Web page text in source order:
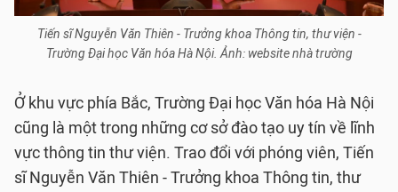
Tiến sĩ Nguyễn Văn Thiên - Trưởng khoa Thông tin, thư viện -
Trường Đại học Văn hóa Hà Nội. Ảnh: website nhà trường
Ở khu vực phía Bắc, Trường Đại học Văn hóa Hà Nội
cũng là một trong những cơ sở đào tạo uy tín về lĩnh
vực thông tin thư viện. Trao đổi với phóng viên, Tiến
sĩ Nguyễn Văn Thiên - Trưởng khoa Thông tin, thư